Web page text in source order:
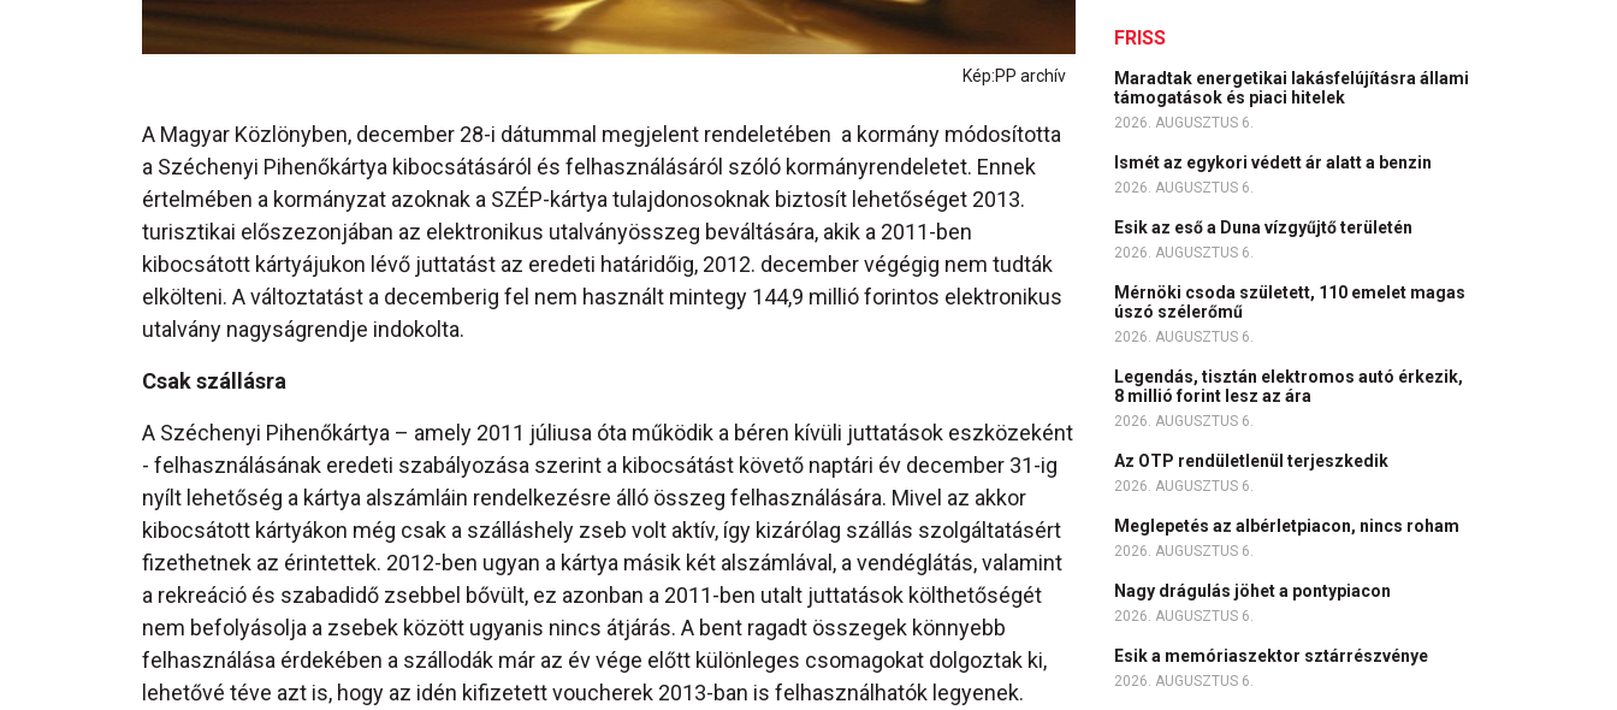
Kép:PP archív
A Magyar Közlönyben, december 28-i dátummal megjelent rendeletében a kormány módosította
a Széchenyi Pihenőkártya kibocsátásáról és felhasználásáról szóló kormányrendeletet. Ennek
értelmében a kormányzat azoknak a SZÉP-kártya tulajdonosoknak biztosít lehetőséget 2013.
turisztikai előszezonjában az elektronikus utalványösszeg beváltására, akik a 2011-ben
kibocsátott kártyájukon lévő juttatást az eredeti határidőig, 2012. december végégig nem tudták
elkölteni. A változtatást a decemberig fel nem használt mintegy 144,9 millió forintos elektronikus
utalvány nagyságrendje indokolta.
Csak szállásra
A Széchenyi Pihenőkártya – amely 2011 júliusa óta működik a béren kívüli juttatások eszközeként
- felhasználásának eredeti szabályozása szerint a kibocsátást követő naptári év december 31-ig
nyílt lehetőség a kártya alszámláin rendelkezésre álló összeg felhasználására. Mivel az akkor
kibocsátott kártyákon még csak a szálláshely zseb volt aktív, így kizárólag szállás szolgáltatásért
fizethetnek az érintettek. 2012-ben ugyan a kártya másik két alszámlával, a vendéglátás, valamint
a rekreáció és szabadidő zsebbel bővült, ez azonban a 2011-ben utalt juttatások költhetőségét
nem befolyásolja a zsebek között ugyanis nincs átjárás. A bent ragadt összegek könnyebb
felhasználása érdekében a szállodák már az év vége előtt különleges csomagokat dolgoztak ki,
lehetővé téve azt is, hogy az idén kifizetett voucherek 2013-ban is felhasználhatók legyenek.
FRISS
Maradtak energetikai lakásfelújításra állami
támogatások és piaci hitelek
2026. AUGUSZTUS 6.
Ismét az egykori védett ár alatt a benzin
2026. AUGUSZTUS 6.
Esik az eső a Duna vízgyűjtő területén
2026. AUGUSZTUS 6.
Mérnöki csoda született, 110 emelet magas
úszó szélerőmű
2026. AUGUSZTUS 6.
Legendás, tisztán elektromos autó érkezik,
8 millió forint lesz az ára
2026. AUGUSZTUS 6.
Az OTP rendületlenül terjeszkedik
2026. AUGUSZTUS 6.
Meglepetés az albérletpiacon, nincs roham
2026. AUGUSZTUS 6.
Nagy drágulás jöhet a pontypiacon
2026. AUGUSZTUS 6.
Esik a memóriaszektor sztárrészvénye
2026. AUGUSZTUS 6.